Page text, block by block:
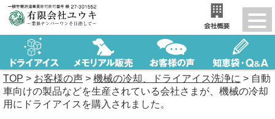
TOP > お客様の声 > 機械の冷却、ドライアイス洗浄に > 自動
車向けの製品などを生産されている会社さまが、機械の冷却
用にドライアイスを購入されました。